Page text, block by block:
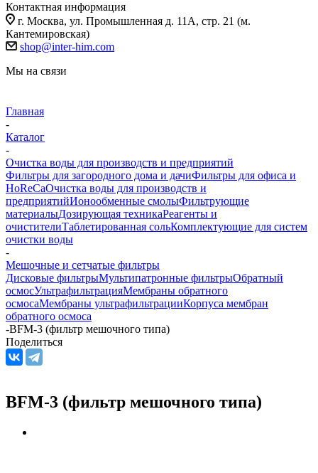
Контактная информация
г. Москва, ул. Промышленная д. 11А, стр. 21 (м.
Кантемировская)
shop@inter-him.com
Мы на связи
Главная
-
Каталог
-
Очистка воды для производств и предприятий
Фильтры для загородного дома и дачиФильтры для офиса и
HoReCaОчистка воды для производств и
предприятийИонообменные смолыФильтрующие
материалыДозирующая техникаРеагенты и
очистителиТаблетированная сольКомплектующие для систем
очистки воды
-
Мешочные и сетчатые фильтры
Дисковые фильтрыМультипатронные фильтрыОбратный
осмосУльтрафильтрацияМембраны обратного
осмосаМембраны ультрафильтрацииКорпуса мембран
обратного осмоса
-BFM-3 (фильтр мешочного типа)
Поделиться
BFM-3 (фильтр мешочного типа)